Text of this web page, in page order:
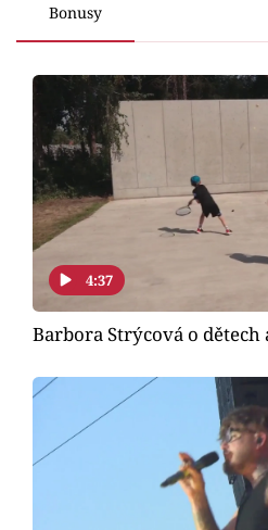
Seriály
Horoskopy
Sledujte prima+
Filmový festival
Pořady
Mámy sobě
Sledujte nás
Bonusy
4:37
Barbora Strýcová o dětech